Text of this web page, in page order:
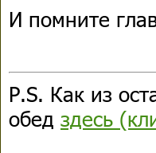
И помните
P.S. Как из
обед здесь